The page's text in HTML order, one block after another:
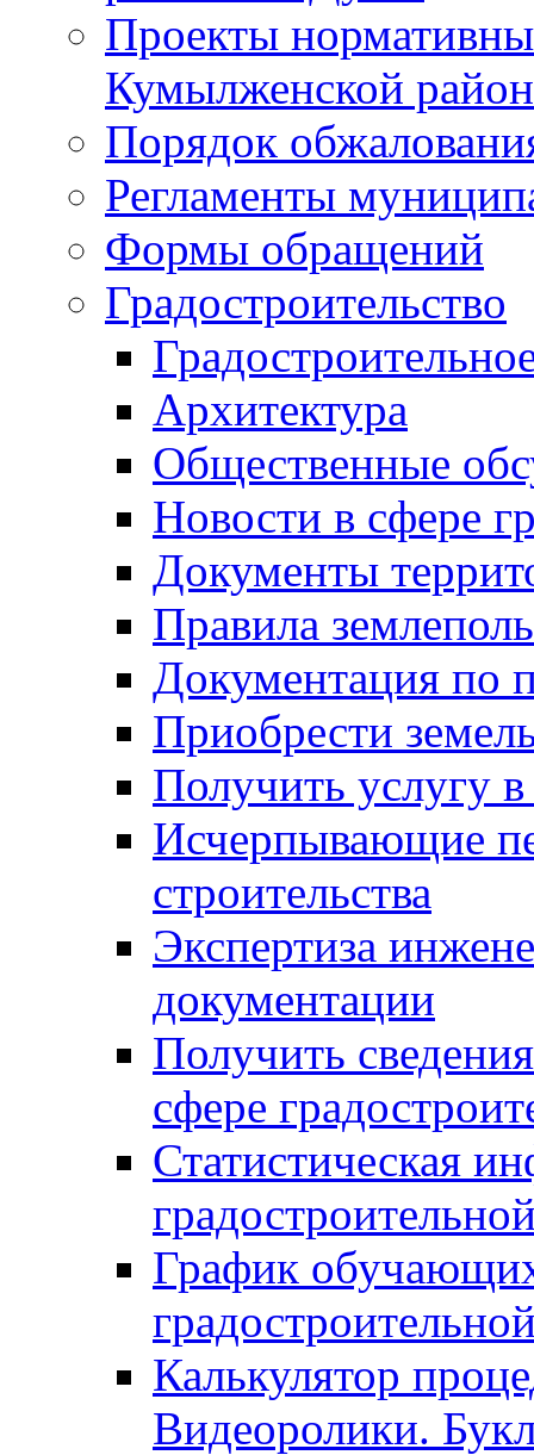
Проекты
Кумылженской
Порядок
Регламенты
Формы обращений
Градостроительство
Архитектура
Общественные
Новости в сфере
Документы
Правила
Документация по
Приобрести
Получить услугу в
Исчерпывающие
строительства
Экспертиза
документации
Получить
сфере
Статистическая
График
Калькулятор
Видеоролики.